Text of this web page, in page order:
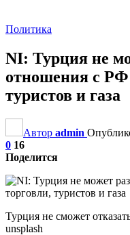
Политика
NI: Турция не
отношения с РФ
туристов и газа
Автор admin
0 16
Поделится
Турция не сможет
unsplash